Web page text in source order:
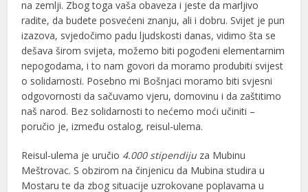
na zemlji. Zbog toga vaša obaveza i jeste da marljivo
radite, da budete posvećeni znanju, ali i dobru. Svijet je pun
izazova, svjedočimo padu ljudskosti danas, vidimo šta se
dešava širom svijeta, možemo biti pogođeni elementarnim
nepogodama, i to nam govori da moramo produbiti svijest
o solidarnosti. Posebno mi Bošnjaci moramo biti svjesni
odgovornosti da sačuvamo vjeru, domovinu i da zaštitimo
naš narod. Bez solidarnosti to nećemo moći učiniti –
poručio je, između ostalog, reisul-ulema.
Reisul-ulema je uručio 4.000 stipendiju za Mubinu
Meštrovac. S obzirom na činjenicu da Mubina studira u
Mostaru te da zbog situacije uzrokovane poplavama u